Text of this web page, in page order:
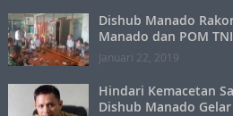
Dishub Manado
Manado dan POM TNI
Januari 22, 2019
Hindari Kemacetan
Dishub Manado